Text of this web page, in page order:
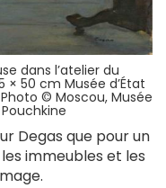
dans l’atelier du
× 50 cm Musée d’État
© Moscou, Musée
Degas que pour un
les immeubles et les